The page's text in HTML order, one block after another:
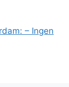
– Ingen